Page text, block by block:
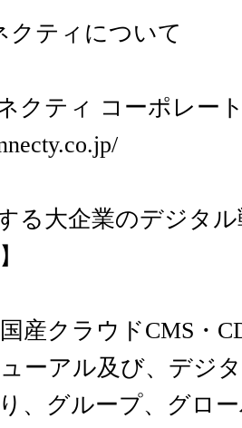
クティについて
クティ コーポレー
る大企業のデジタ
産クラウドCMS・
ーアル及び、デジ
、グループ、グロ